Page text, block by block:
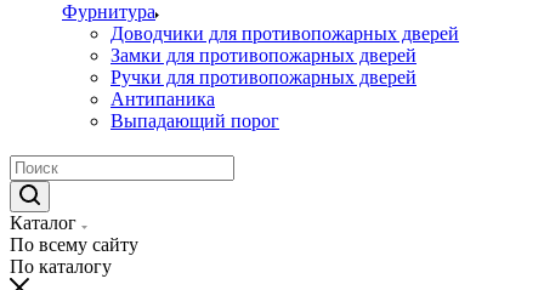
Фурнитура
Доводчики для противопожарных дверей
Замки для противопожарных дверей
Ручки для противопожарных дверей
Антипаника
Выпадающий порог
Каталог
По всему сайту
По каталогу